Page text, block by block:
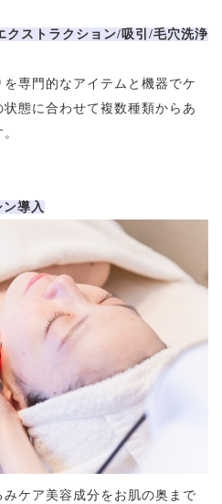
クストラクション/吸引/毛穴洗浄
専門的なアイテムと機器でケ
態に合わせて複数種類からあ
導入
ケア美容成分をお肌の奥まで